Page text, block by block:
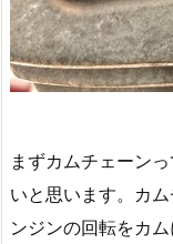
まずカムチェーン
いと思います。カ
ンジンの回転をカ